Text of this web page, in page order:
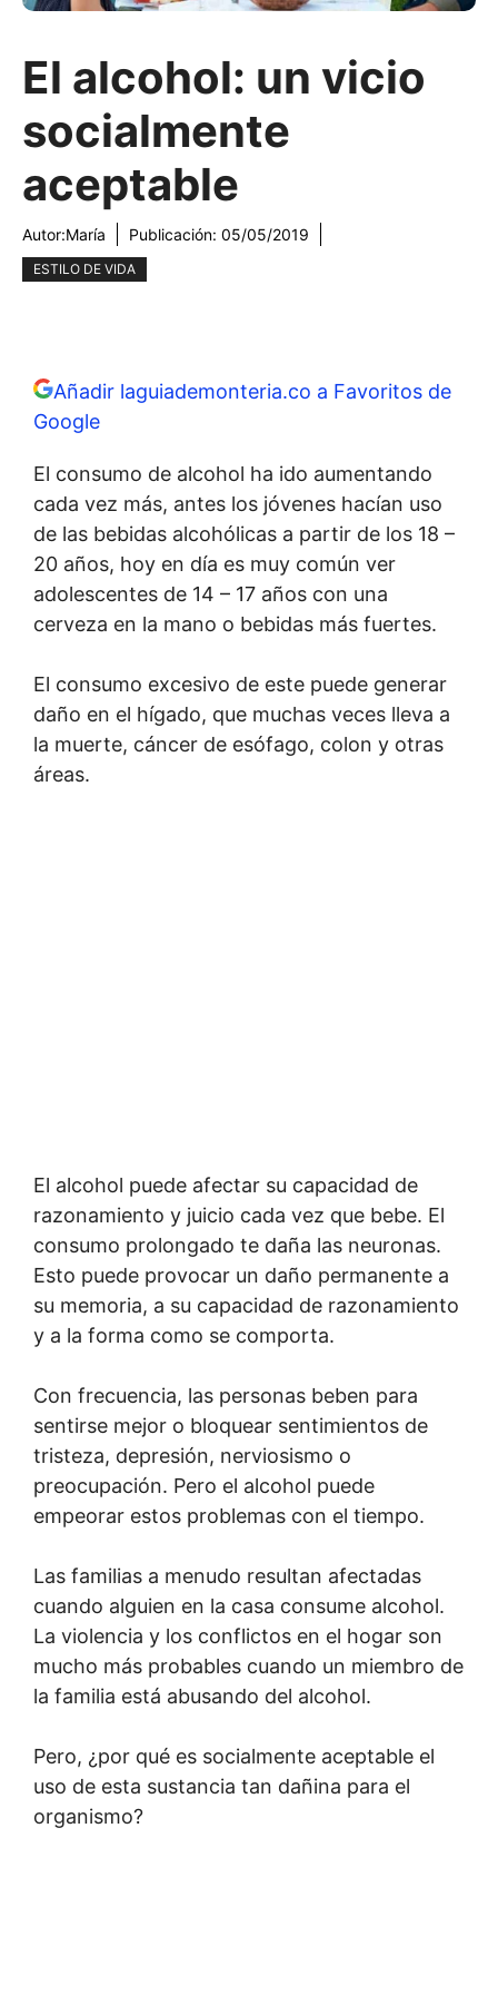
El alcohol: un vicio
socialmente
aceptable
Autor:María Publicación: 05/05/2019
ESTILO DE VIDA
Añadir laguiademonteria.co a Favoritos de
Google
El consumo de alcohol ha ido aumentando
cada vez más, antes los jóvenes hacían uso
de las bebidas alcohólicas a partir de los 18 –
20 años, hoy en día es muy común ver
adolescentes de 14 – 17 años con una
cerveza en la mano o bebidas más fuertes.
El consumo excesivo de este puede generar
daño en el hígado, que muchas veces lleva a
la muerte, cáncer de esófago, colon y otras
áreas.
El alcohol puede afectar su capacidad de
razonamiento y juicio cada vez que bebe. El
consumo prolongado te daña las neuronas.
Esto puede provocar un daño permanente a
su memoria, a su capacidad de razonamiento
y a la forma como se comporta.
Con frecuencia, las personas beben para
sentirse mejor o bloquear sentimientos de
tristeza, depresión, nerviosismo o
preocupación. Pero el alcohol puede
empeorar estos problemas con el tiempo.
Las familias a menudo resultan afectadas
cuando alguien en la casa consume alcohol.
La violencia y los conflictos en el hogar son
mucho más probables cuando un miembro de
la familia está abusando del alcohol.
Pero, ¿por qué es socialmente aceptable el
uso de esta sustancia tan dañina para el
organismo?